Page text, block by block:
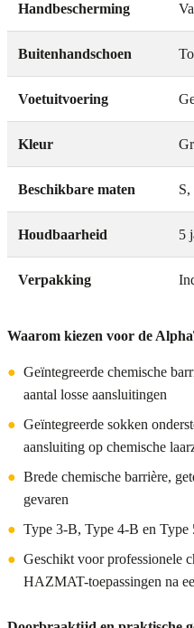
Handbescherming
Buitenhandschoen
Voetuitvoering
Kleur
Beschikbare maten
Houdbaarheid 5
Verpakking
Waarom kiezen voor de
● Geïntegreerde chemische
aantal losse aansluitingen
● Geïntegreerde sokken
aansluiting op chemische
● Brede chemische barrière,
gevaren
● Type 3-B, Type 4-B en Type
● Geschikt voor professionele
HAZMAT-toepassingen na